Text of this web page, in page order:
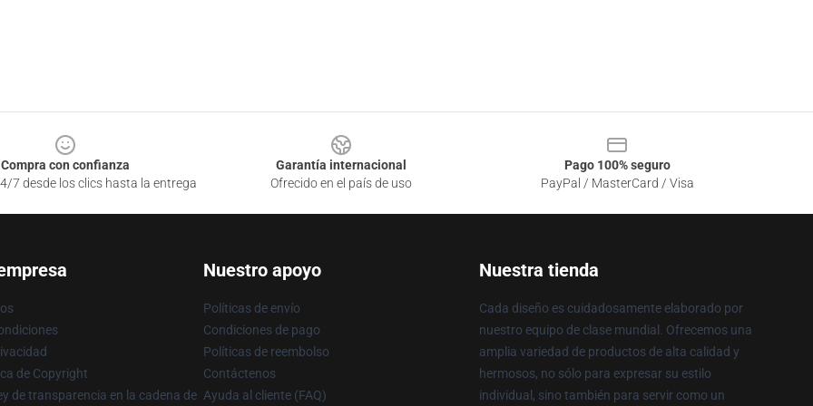
Compra con confianza
7 desde los clics hasta la entrega
Garantía internacional
Ofrecido en el país de uso
Pago 100% seguro
PayPal / MasterCard / Visa
de Copyright
de transparencia en la cadena de
Nuestro apoyo
Políticas de envío
Condiciones de pago
Políticas de reembolso
Contáctenos
Ayuda al cliente (FAQ)
Nuestra tienda
Cada diseño es cuidadosamente elaborado por
nuestro equipo de clase mundial. Ofrecemos una
amplia variedad de productos de alta calidad y
hermosos, no sólo para expresar su estilo
individual, sino también para servir como un